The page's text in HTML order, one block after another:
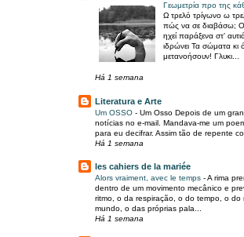
Γεωμετρία προ της
Ω τρελό τρίγωνο ω
πώς να σε διαβάσω;
ηχεί παράξενα στ’
ιδρώνει Τα σώματα κι
μετανοήσουν! Γλυκι...
Há 1 semana
Literatura e Arte
Um OSSO - Um Osso Depois de um
notícias no e-mail. Mandava-me um
para eu decifrar. Assim tão de repente
Há 1 semana
les cahiers de la mariée
Alors vraiment, avec le temps -A rima
dentro de um movimento mecânico e
ritmo, o da respiração, o do tempo, o do
mundo, o das próprias pala...
Há 1 semana